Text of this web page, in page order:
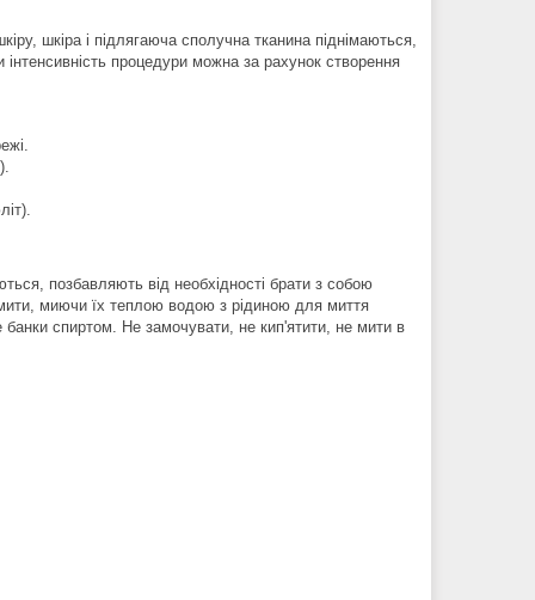
шкіра і підлягаюча сполучна тканина піднімаються,
процедури можна за рахунок створення
позбавляють від необхідності брати з собою
миючи їх теплою водою з рідиною для миття
спиртом. Не замочувати, не кип'ятити, не мити в